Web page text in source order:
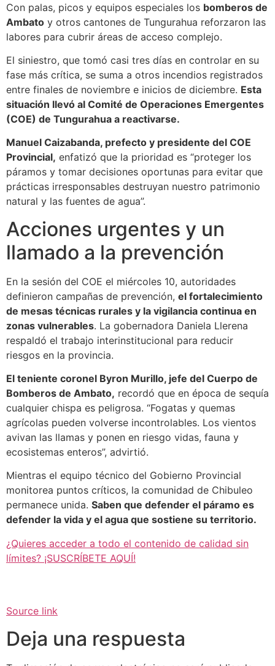
Con palas, picos y equipos especiales los bomberos de
Ambato y otros cantones de Tungurahua reforzaron las
labores para cubrir áreas de acceso complejo.
El siniestro, que tomó casi tres días en controlar en su
fase más crítica, se suma a otros incendios registrados
entre finales de noviembre e inicios de diciembre. Esta
situación llevó al Comité de Operaciones Emergentes
(COE) de Tungurahua a reactivarse.
Manuel Caizabanda, prefecto y presidente del COE
Provincial, enfatizó que la prioridad es “proteger los
páramos y tomar decisiones oportunas para evitar que
prácticas irresponsables destruyan nuestro patrimonio
natural y las fuentes de agua”.
Acciones urgentes y un
llamado a la prevención
En la sesión del COE el miércoles 10, autoridades
definieron campañas de prevención, el fortalecimiento
de mesas técnicas rurales y la vigilancia continua en
zonas vulnerables. La gobernadora Daniela Llerena
respaldó el trabajo interinstitucional para reducir
riesgos en la provincia.
El teniente coronel Byron Murillo, jefe del Cuerpo de
Bomberos de Ambato, recordó que en época de sequía
cualquier chispa es peligrosa. “Fogatas y quemas
agrícolas pueden volverse incontrolables. Los vientos
avivan las llamas y ponen en riesgo vidas, fauna y
ecosistemas enteros”, advirtió.
Mientras el equipo técnico del Gobierno Provincial
monitorea puntos críticos, la comunidad de Chibuleo
permanece unida. Saben que defender el páramo es
defender la vida y el agua que sostiene su territorio.
¿Quieres acceder a todo el contenido de calidad sin
límites? ¡SUSCRÍBETE AQUÍ!
Source link
Deja una respuesta